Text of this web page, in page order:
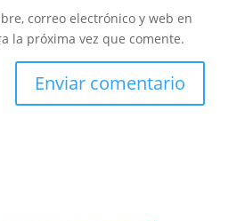
correo electrónico y web en
la próxima vez que comente.